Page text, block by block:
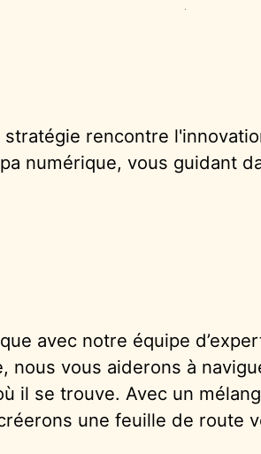
rencontre
numérique, vous guidant
avec notre équipe
vous aiderons à
il se trouve. Avec un
une feuille de route